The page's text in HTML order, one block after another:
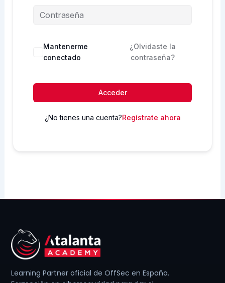
Mantenerme
conectado
¿Olvidaste la
contraseña?
Acceder
¿No tienes una cuenta?Regístrate ahora
Learning Partner oficial de OffSec en España.